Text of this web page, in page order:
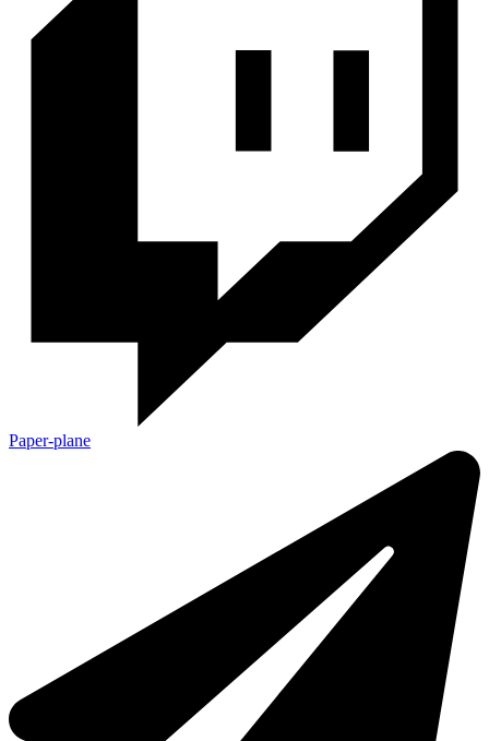
Paper-plane